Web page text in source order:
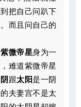
把自己问趴下
而且问自己的
紫微帝星身为一
难道紫微帝星
跟太阳是一阴
夫妻宫不是太